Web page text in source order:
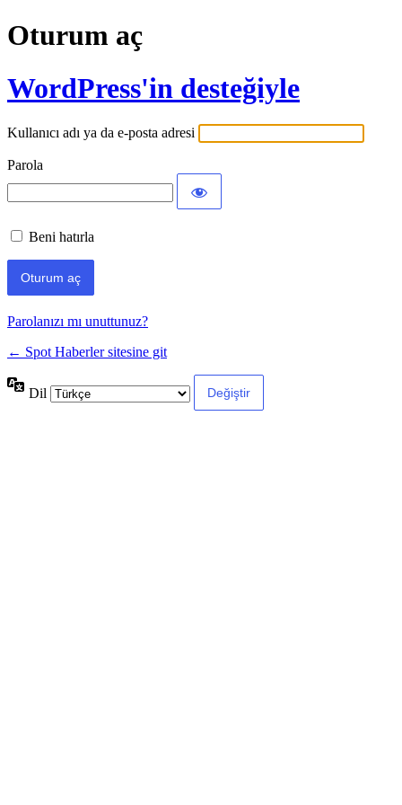
Oturum aç
WordPress'in desteğiyle
Kullanıcı adı ya da e-posta adresi
Parola
Beni hatırla
Parolanızı mı unuttunuz?
← Spot Haberler sitesine git
Dil